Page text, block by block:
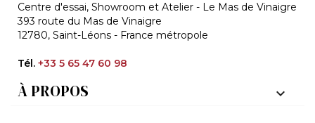
Centre d'essai, Showroom et Atelier - Le Mas de Vinaigre
393 route du Mas de Vinaigre
12780, Saint-Léons - France métropole
Tél. +33 5 65 47 60 98
À PROPOS 